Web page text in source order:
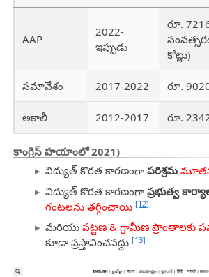
AAP
2022-
ఇప్పుడు
రూ.
కోట్లు)
సమావేశం 2017-2022 రూ.
అకాలీ 2012-2017 రూ.
కాంగ్రెస్ హయాంలో2021)
విద్యుత్ కొరత కారణంగాపరిశ్రమ
విద్యుత్ కొరత కారణంగాప్రభుత్వ
గంటలను తగ్గించాయి [12]
మరియుపట్టణ & గ్రామీణ ప్రాంతాలకు
కూడా ప్రస్తావించవద్దు [13]